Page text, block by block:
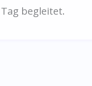
begleitet.